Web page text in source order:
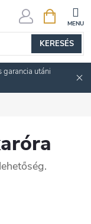
KERESÉS
KOSÁR
garancia utáni